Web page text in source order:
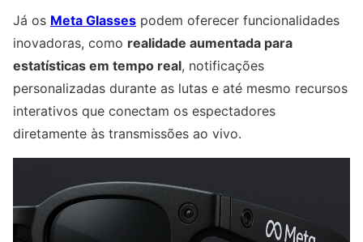
Já os Meta Glasses podem oferecer funcionalidades
inovadoras, como realidade aumentada para
estatísticas em tempo real, notificações
personalizadas durante as lutas e até mesmo recursos
interativos que conectam os espectadores
diretamente às transmissões ao vivo.